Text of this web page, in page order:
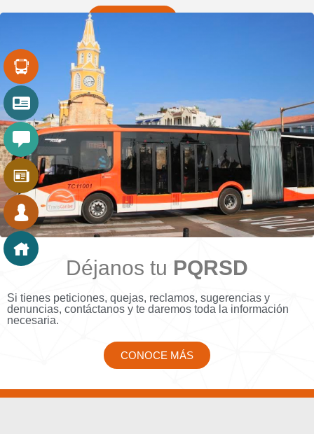
Déjanos tu PQRSD
Si tienes peticiones, quejas, reclamos, sugerencias y
denuncias, contáctanos y te daremos toda la información
necesaria.
CONOCE MÁS